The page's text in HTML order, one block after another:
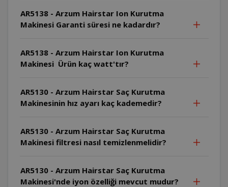
AR5138 - Arzum Hairstar Ion Kurutma
Makinesi Garanti süresi ne kadardır?
AR5138 - Arzum Hairstar Ion Kurutma
Makinesi Ürün kaç watt'tır?
AR5130 - Arzum Hairstar Saç Kurutma
Makinesinin hız ayarı kaç kademedir?
AR5130 - Arzum Hairstar Saç Kurutma
Makinesi filtresi nasıl temizlenmelidir?
AR5130 - Arzum Hairstar Saç Kurutma
Makinesi'nde iyon özelliği mevcut mudur?